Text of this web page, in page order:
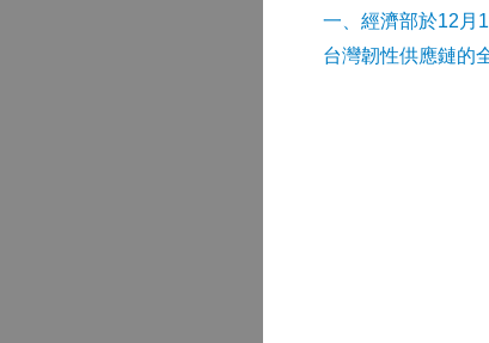
一、經濟部於12月
台灣韌性供應鏈的